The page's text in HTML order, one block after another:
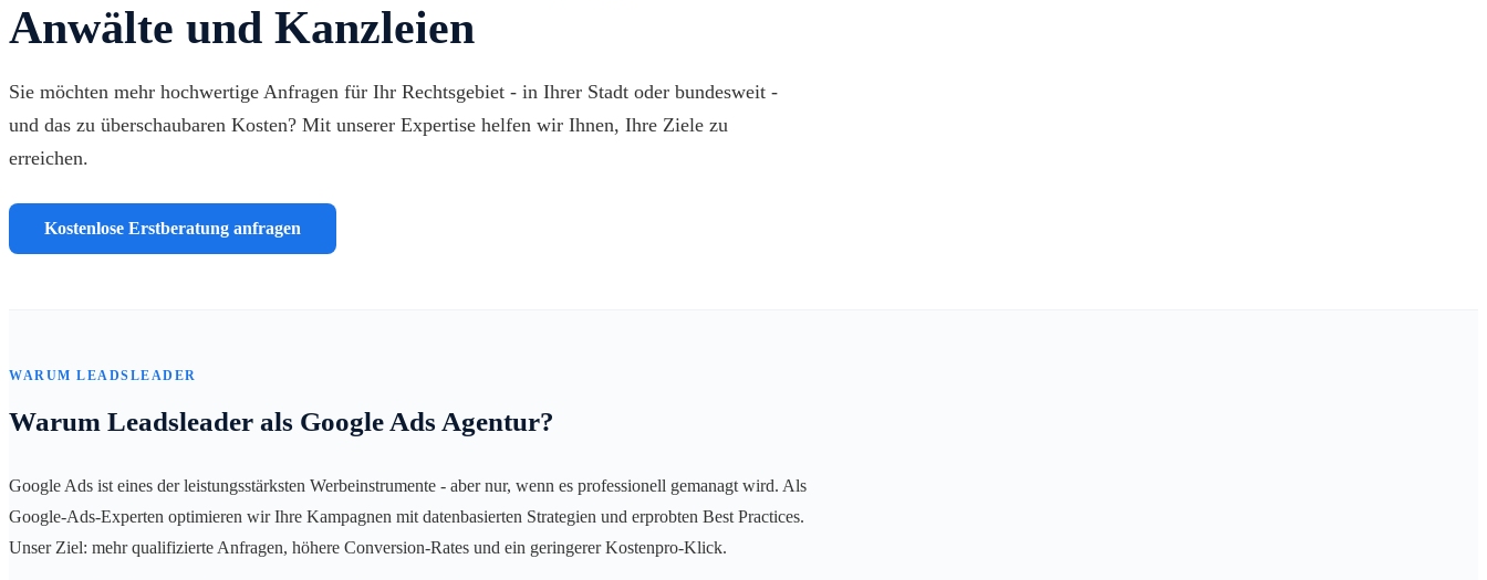
Anwälte und Kanzleien
Sie möchten mehr hochwertige Anfragen für Ihr Rechtsgebiet - in Ihrer Stadt oder bundesweit -
und das zu überschaubaren Kosten? Mit unserer Expertise helfen wir Ihnen, Ihre Ziele zu
erreichen.
Kostenlose Erstberatung anfragen
WARUM LEADSLEADER
Warum Leadsleader als Google Ads Agentur?
Google Ads ist eines der leistungsstärksten Werbeinstrumente - aber nur, wenn es professionell gemanagt wird. Als
Google-Ads-Experten optimieren wir Ihre Kampagnen mit datenbasierten Strategien und erprobten Best Practices.
Unser Ziel: mehr qualifizierte Anfragen, höhere Conversion-Rates und ein geringerer Kostenpro-Klick.